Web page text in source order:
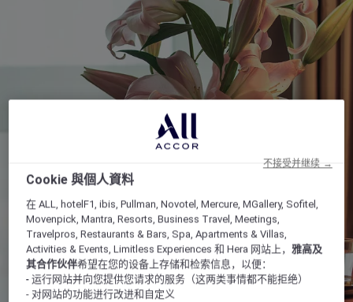
Cookie 與個人資料
在 ALL, hotelF1, ibis, Pullman, Novotel, Mercure, MGallery, Sofitel,
Movenpick, Mantra, Resorts, Business Travel, Meetings,
Travelpros, Restaurants & Bars, Spa, Apartments & Villas,
Activities & Events, Limitless Experiences 和 Hera 网站上，雅高及
其合作伙伴希望在您的设备上存储和检索信息，以便：
- 运行网站并向您提供您请求的服务（这两类事情都不能拒绝）
- 对网站的功能进行改进和自定义
不接受并继续 →